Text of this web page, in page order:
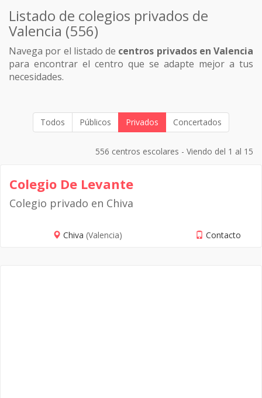
Listado de colegios privados de
Valencia (556)
Navega por el listado de centros privados en Valencia
para encontrar el centro que se adapte mejor a tus
necesidades.
Todos Públicos Privados Concertados
556 centros escolares - Viendo del 1 al 15
Colegio De Levante
Colegio privado en Chiva
Chiva (Valencia) Contacto